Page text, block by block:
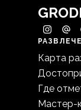
Карта
Где
Мастер-